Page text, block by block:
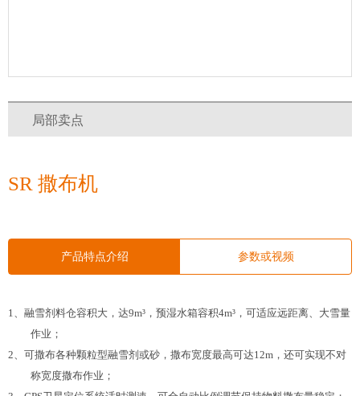
局部卖点
SR 撒布机
产品特点介绍 参数或视频
1、融雪剂料仓容积大，达9m³，预湿水箱容积4m³，可适应远距离、大雪量
作业；
2、可撒布各种颗粒型融雪剂或砂，撒布宽度最高可达12m，还可实现不对
称宽度撒布作业；